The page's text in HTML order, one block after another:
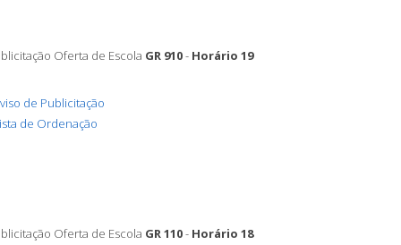
Oferta de Escola GR 910- Horário 19
de Publicitação
de Ordenação
Oferta de Escola GR 110- Horário 18